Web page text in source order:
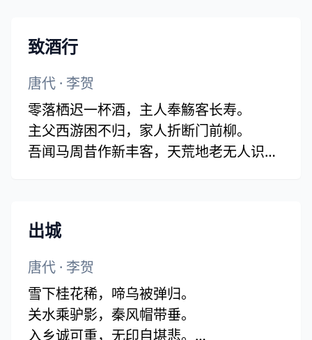
西陵下，风吹雨。
致酒行
唐代 · 李贺
零落栖迟一杯酒，主人奉觞客长寿。
主父西游困不归，家人折断门前柳。
吾闻马周昔作新丰客，天荒地老无人识。
出城
唐代 · 李贺
雪下桂花稀，啼乌被弹归。
关水乘驴影，秦风帽带垂。
入乡诚可重，无印自堪悲。